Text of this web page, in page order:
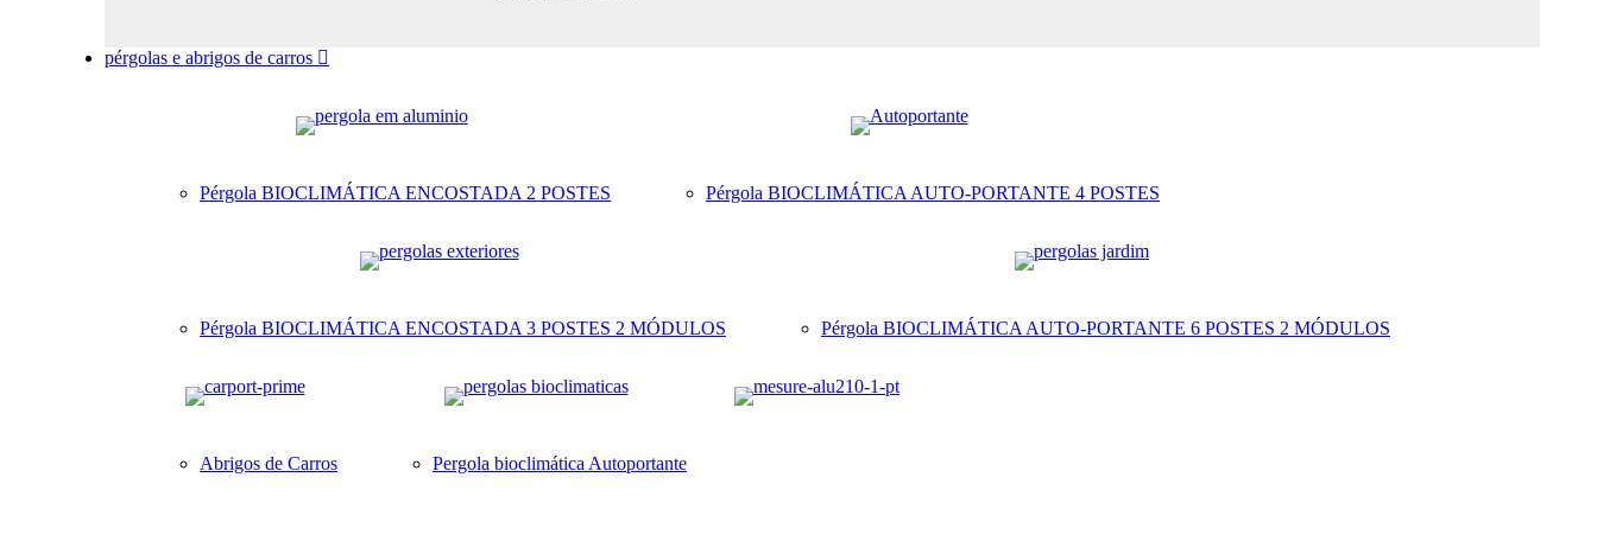
pérgolas e abrigos de carros
Pérgola BIOCLIMÁTICA ENCOSTADA 2 POSTES Pérgola BIOCLIMÁTICA AUTO-PORTANTE 4 POSTES
Pérgola BIOCLIMÁTICA ENCOSTADA 3 POSTES 2 MÓDULOS Pérgola BIOCLIMÁTICA AUTO-PORTANTE 6 POSTES 2 MÓDULOS
Abrigos de Carros Pergola bioclimática Autoportante